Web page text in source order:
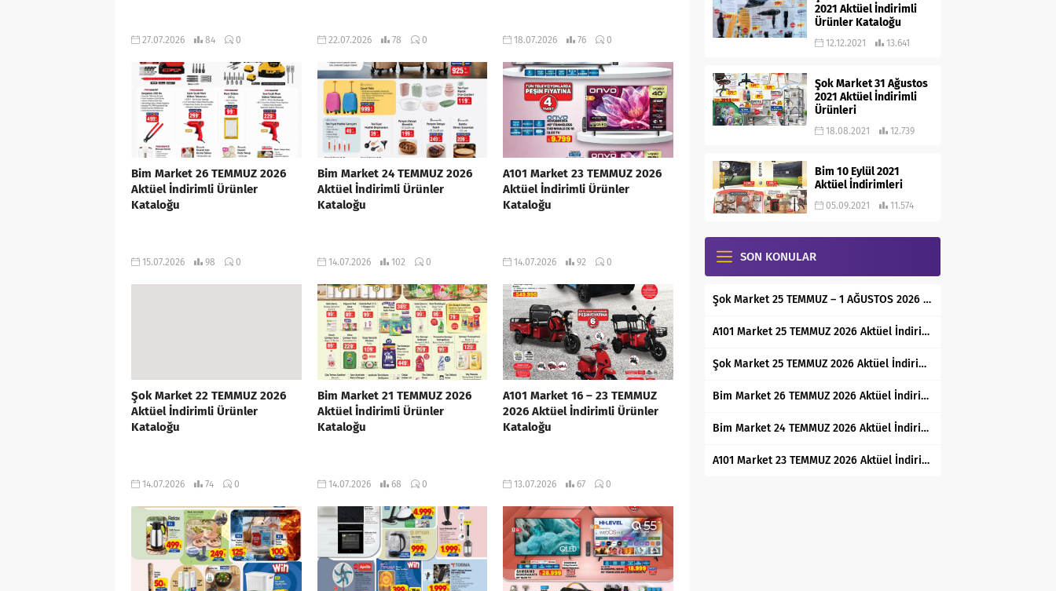
27.07.2026 84 0 22.07.2026 78 0 18.07.2026 76 0
Bim Market 26 TEMMUZ 2026
Aktüel İndirimli Ürünler
Kataloğu
15.07.2026 98 0
Bim Market 24 TEMMUZ 2026
Aktüel İndirimli Ürünler
Kataloğu
14.07.2026 102 0
A101 Market 23 TEMMUZ 2026
Aktüel İndirimli Ürünler
Kataloğu
14.07.2026 92 0
Şok Market 22 TEMMUZ 2026
Aktüel İndirimli Ürünler
Kataloğu
14.07.2026 74 0
Bim Market 21 TEMMUZ 2026
Aktüel İndirimli Ürünler
Kataloğu
14.07.2026 68 0
A101 Market 16 – 23 TEMMUZ
2026 Aktüel İndirimli Ürünler
Kataloğu
13.07.2026 67 0
2021 Aktüel İndirimli
Ürünler Kataloğu
12.12.2021 13.641
Şok Market 31 Ağustos
2021 Aktüel İndirimli
Ürünleri
18.08.2021 12.739
Bim 10 Eylül 2021
Aktüel İndirimleri
05.09.2021 11.574
SON KONULAR
Şok Market 25 TEMMUZ – 1 AĞUSTOS 2026 Aktüel İndirimli Ürünler Kataloğu
A101 Market 25 TEMMUZ 2026 Aktüel İndirimli Ürünler Kataloğu
Şok Market 25 TEMMUZ 2026 Aktüel İndirimli Ürünler Kataloğu
Bim Market 26 TEMMUZ 2026 Aktüel İndirimli Ürünler Kataloğu
Bim Market 24 TEMMUZ 2026 Aktüel İndirimli Ürünler Kataloğu
A101 Market 23 TEMMUZ 2026 Aktüel İndirimli Ürünler Kataloğu